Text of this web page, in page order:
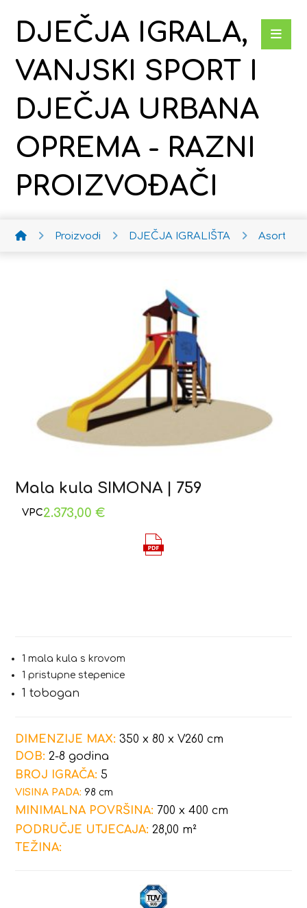
DJEČJA IGRALA,
VANJSKI SPORT I
DJEČJA URBANA
OPREMA - RAZNI
PROIZVOĐAČI
Proizvodi DJEČJA IGRALIŠTA
Mala kula SIMONA | 759
2.373,00€
1 mala kula s krovom
1 pristupne stepenice
1 tobogan
DIMENZIJE MAX: 350 x 80 x V260 cm
DOB: 2-8 godina
BROJ IGRAČA: 5
VISINA PADA: 98 cm
MINIMALNA POVRŠINA: 700 x 400 cm
PODRUČJE UTJECAJA: 28,00 m²
TEŽINA: